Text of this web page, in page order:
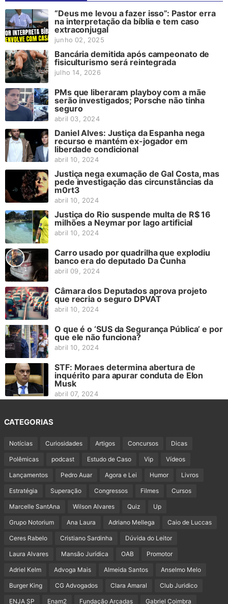
“Deus me levou a fazer isso”: Pastor erra
na interpretação da bíblia e tem caso
extraconjugal
junho 02, 2025
Bancária demitida após campeonato de
fisiculturismo será reintegrada
julho 14, 2026
PMs que liberaram playboy com a mãe
serão investigados; Porsche não tinha
seguro
abril 03, 2024
Daniel Alves: Justiça da Espanha nega
recurso e mantém ex-jogador em
liberdade condicional
abril 10, 2024
Justiça nega exumação de Gal Costa, mas
pede investigação das circunstâncias da
m0rt3
abril 10, 2024
Justiça do Rio suspende multa de R$ 16
milhões a Neymar por lago artificial
abril 10, 2024
Carro usado por quadrilha que explodiu
banco era do deputado Da Cunha
abril 09, 2024
Câmara dos Deputados aprova projeto
que recria o seguro DPVAT
abril 10, 2024
O que é o ‘SUS da Segurança Pública’ e por
que ele não funciona?
abril 10, 2024
STF: Moraes determina abertura de
inquérito para apurar conduta de Elon
Musk
abril 07, 2024
CATEGORIAS
Notícias Curiosidades Artigos Concursos Dicas
Polêmicas podcast Estudo de Caso Vip Vídeos
Lançamentos Pedro Auar Agora e Lei Humor Livros
Estratégia Superação Congressos Filmes Cursos
Marcelle SantAna Wilson Alvares Quiz Up
Grupo Notorium Ana Laura Adriano Mellega Caio de Luccas
Ceres Rabelo Cristiano Sardinha Dúvida do Leitor
Laura Alvares Mansão Jurídica OAB Promotor
Adriel Kelm Advoga Mais Almeida Santos Anselmo Melo
Burger King CG Advogados Clara Amaral Club Juridico
ENJA SP Enam2 Fundação Arcadas Gabriel Coimbra